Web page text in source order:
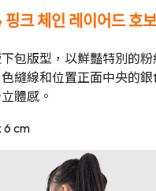
핑크 체인 레이어드 호
包版型，以鮮豔特別的
縫線和位置正面中央的
體感。
6 cm